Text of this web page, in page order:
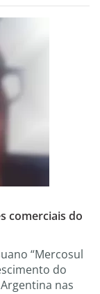
comerciais do
“Mercosul
do
nas